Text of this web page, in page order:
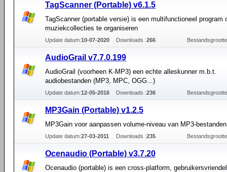
TagScanner (Portable) v6.1.5
TagScanner (portable versie) is een multifunctioneel program
muziekcollecties te organiseren
Update datum:10-07-2020 Downloads :266
AudioGrail v7.7.0.199
AudioGrail (voorheen K-MP3) een echte alleskunner m.b.t.
audiobestanden (MP3, MPC, OGG...)
Update datum:12-05-2016 Downloads :236
MP3Gain (Portable) v1.2.5
MP3Gain voor aanpassen volume-niveau van MP3-
Update datum:27-03-2011 Downloads :235
Ocenaudio (Portable) v3.7.20
Ocenaudio (portable) is een cross-platform,